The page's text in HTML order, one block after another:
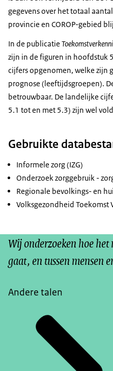
gegevens over het totaal
provincie en COROP-gebied
In de publicatie
zijn in de figuren in hoofdstuk
cijfers opgenomen, welke zijn
prognose (leeftijdsgroepen).
betrouwbaar. De landelijke
5.1 tot en met 5.3) zijn wel
Gebruikte
Informele zorg (IZG)
Onderzoek zorggebruik -
Regionale bevolkings- en
Volksgezondheid Toekomst
Wij onderzoeken hoe het
gaat, en tussen mensen
Andere talen